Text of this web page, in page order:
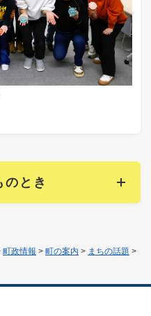
町政情報 > 町の案内 > まちの話題 >
のとき